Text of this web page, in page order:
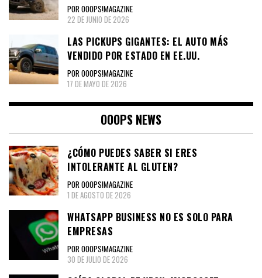
POR OOOPS!MAGAZINE
22 DE JUNIO DE 2026
LAS PICKUPS GIGANTES: EL AUTO MÁS
VENDIDO POR ESTADO EN EE.UU.
POR OOOPS!MAGAZINE
17 DE MAYO DE 2026
OOOPS NEWS
¿CÓMO PUEDES SABER SI ERES
INTOLERANTE AL GLUTEN?
POR OOOPS!MAGAZINE
1 DE AGOSTO DE 2026
WHATSAPP BUSINESS NO ES SOLO PARA
EMPRESAS
POR OOOPS!MAGAZINE
30 DE JULIO DE 2026